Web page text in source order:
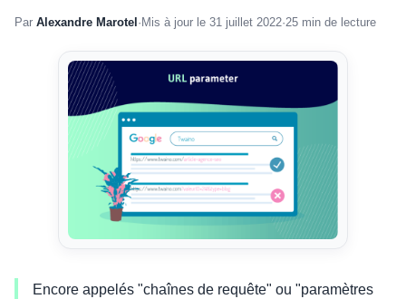
Par Alexandre Marotel · Mis à jour le 31 juillet 2022·25 min de lecture
Encore appelés "chaînes de requête" ou "paramètres